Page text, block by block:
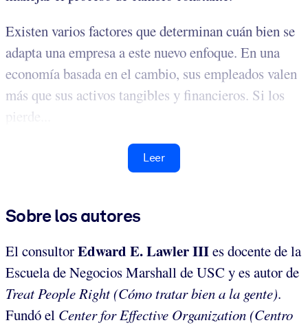
Existen varios factores que determinan cuán bien se
adapta una empresa a este nuevo enfoque. En una
economía basada en el cambio, sus empleados valen
más que sus activos tangibles y financieros. Si los
pierde...
Leer
Sobre los autores
El consultorEdward E. Lawler IIIes docente de la
Escuela de Negocios Marshall de USC y es autor de
Treat People Right (Cómo tratar bien a la gente).
Fundó el Center for Effective Organization (Centro